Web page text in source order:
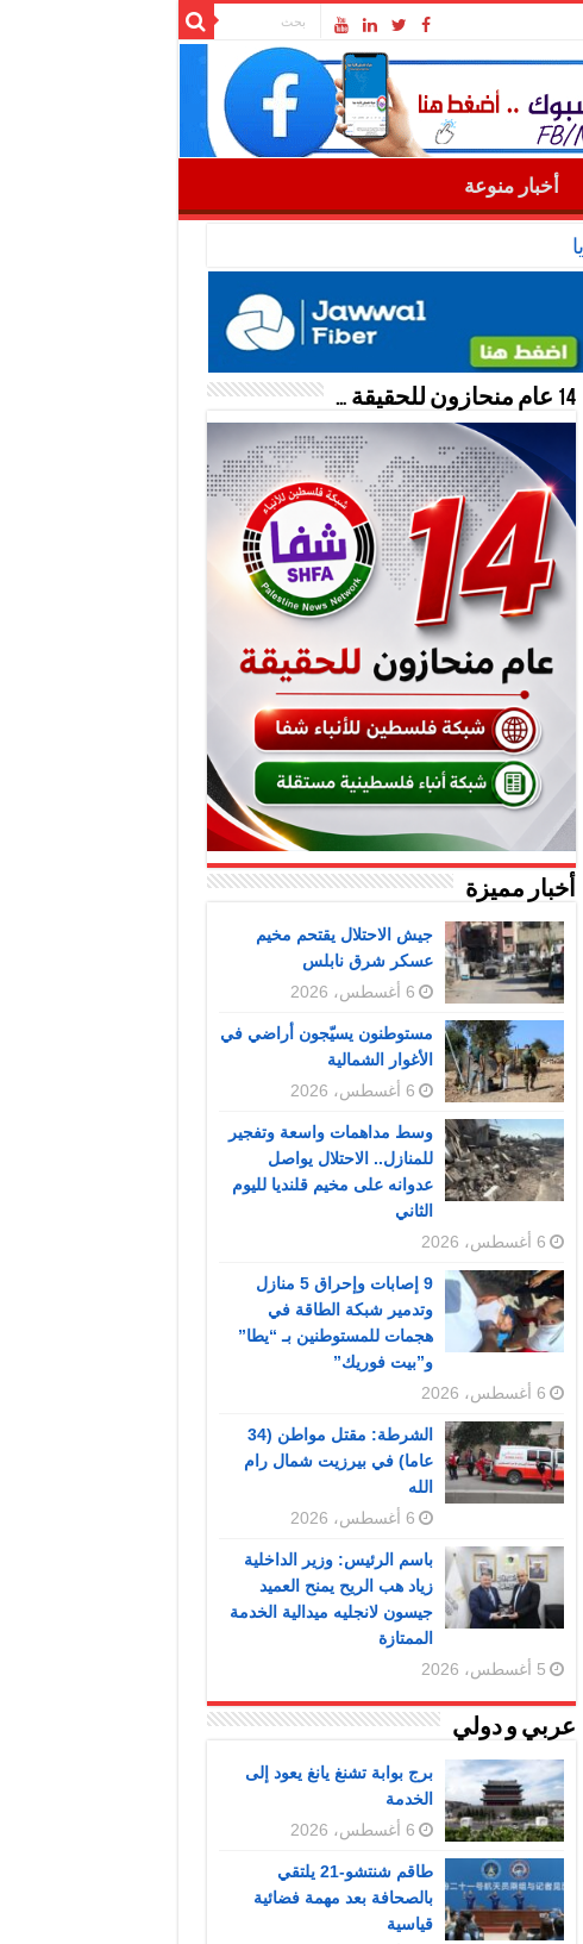
أخبار منوعة
14 عام منحازون للحقيقة …
أخبار مميزة
جيش الاحتلال يقتحم مخيم
عسكر شرق نابلس
6 أغسطس، 2026
مستوطنون يسيّجون أراضي في
الأغوار الشمالية
6 أغسطس، 2026
وسط مداهمات واسعة وتفجير
للمنازل.. الاحتلال يواصل
عدوانه على مخيم قلنديا لليوم
الثاني
6 أغسطس، 2026
9 إصابات وإحراق 5 منازل
وتدمير شبكة الطاقة في
هجمات للمستوطنين بـ “يطا”
و”بيت فوريك”
6 أغسطس، 2026
الشرطة: مقتل مواطن (34
عاما) في بيرزيت شمال رام
الله
6 أغسطس، 2026
باسم الرئيس: وزير الداخلية
زياد هب الريح يمنح العميد
جيسون لانجليه ميدالية الخدمة
الممتازة
5 أغسطس، 2026
عربي و دولي
برج بوابة تشنغ يانغ يعود إلى
الخدمة
6 أغسطس، 2026
طاقم شنتشو-21 يلتقي
بالصحافة بعد مهمة فضائية
قياسية